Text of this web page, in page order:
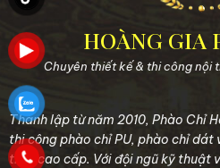
HOÀNG GIA
Chuyên thiết kế & thi công nội
Thành lập từ năm 2010, Phào Chỉ
thi công phào chỉ PU, phào chỉ dát
thất cao cấp. Với đội ngũ kỹ thuật